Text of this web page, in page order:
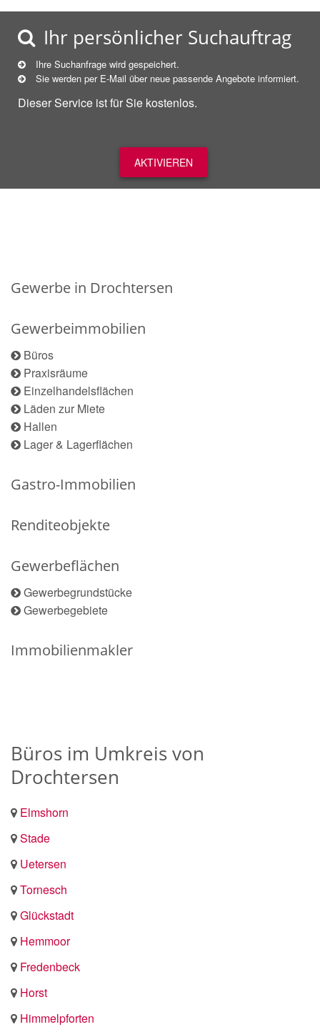
Ihr persönlicher Suchauftrag
Ihre Suchanfrage wird gespeichert.
Sie werden per E-Mail über neue passende Angebote informiert.
Dieser Service ist für Sie kostenlos.
AKTIVIEREN
Gewerbe in Drochtersen
Gewerbeimmobilien
Büros
Praxisräume
Einzelhandelsflächen
Läden zur Miete
Hallen
Lager & Lagerflächen
Gastro-Immobilien
Renditeobjekte
Gewerbeflächen
Gewerbegrundstücke
Gewerbegebiete
Immobilienmakler
Büros im Umkreis von
Drochtersen
Elmshorn
Stade
Uetersen
Tornesch
Glückstadt
Hemmoor
Fredenbeck
Horst
Himmelpforten